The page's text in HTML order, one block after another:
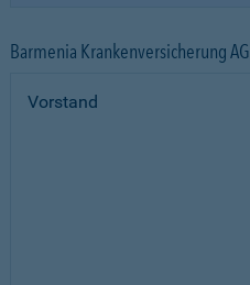
Barmenia Krankenversicherung AG
Vorstand